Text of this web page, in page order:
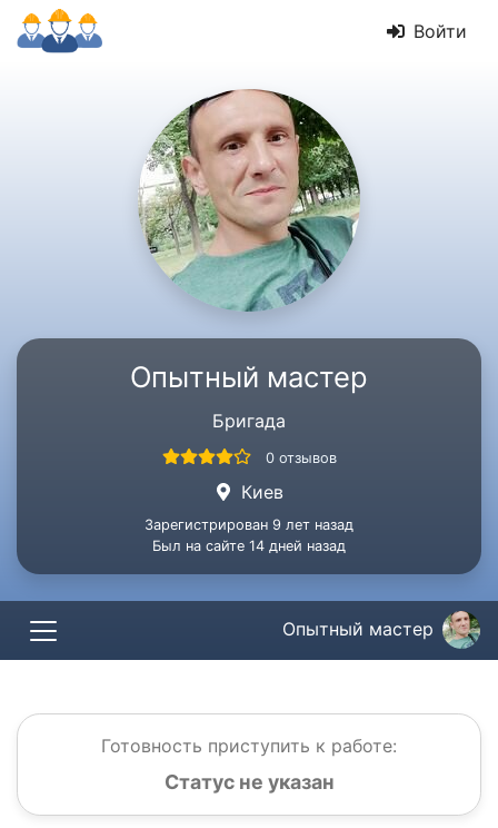
Войти
Опытный мастер
Бригада
0 отзывов
Киев
Зарегистрирован 9 лет назад
Был на сайте 14 дней назад
Опытный мастер
Готовность приступить к работе:
Статус не указан